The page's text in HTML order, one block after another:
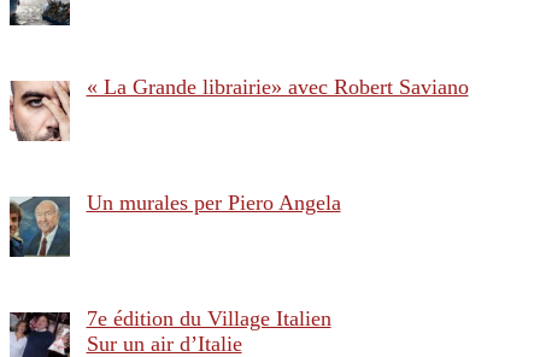
« La Grande librairie» avec Robert Saviano
Un murales per Piero Angela
7e édition du Village Italien
Sur un air d’Italie